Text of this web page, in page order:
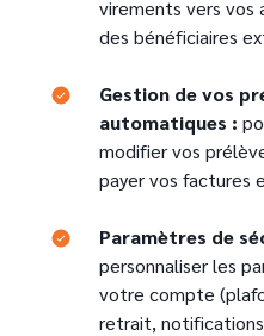
virements vers vos
des bénéficiaires
Gestion de vos
automatiques :
modifier vos
payer vos factures
Text Paramètres de
personnaliser les
votre compte
retrait,